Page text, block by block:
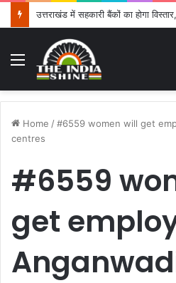
उत्तराखंड में सहकारी बैंकों का होगा
Menu
Home /#6559 women will get
centres
#6559
get